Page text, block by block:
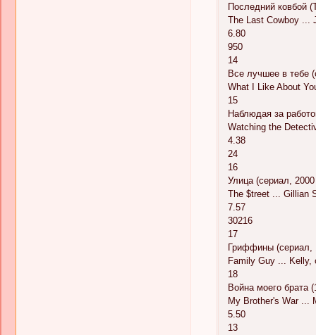
Последний ковбой
The Last Cowboy ...
6.80
950
14
Все лучшее в тебе
What I Like About
15
Наблюдая за
Watching the
4.38
24
16
Улица (сериал,
The $treet ... Gillian
7.57
30216
17
Гриффины (сериал,
Family Guy ... Kelly,
18
Война моего брата
My Brother's War ...
5.50
13